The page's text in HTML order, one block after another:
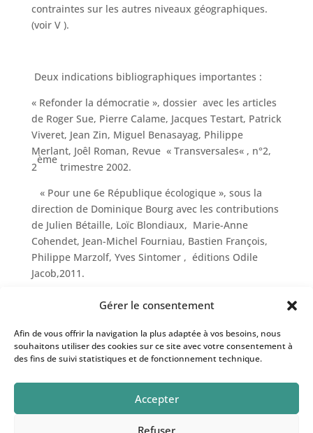
Gérer le consentement
Afin de vous offrir la navigation la plus adaptée à vos besoins, nous
souhaitons utiliser des cookies sur ce site avec votre consentement à
des fins de suivi statistiques et de fonctionnement technique.
Accepter
Refuser
contraintes sur les autres niveaux géographiques.
(voir V ).
Deux indications bibliographiques importantes :
« Refonder la démocratie », dossier avec les articles
de Roger Sue, Pierre Calame, Jacques Testart, Patrick
Viveret, Jean Zin, Miguel Benasayag, Philippe
Merlant, Joêl Roman, Revue « Transversales« , n°2,
2
ème
trimestre 2002.
« Pour une 6e République écologique », sous la
direction de Dominique Bourg avec les contributions
de Julien Bétaille, Loïc Blondiaux, Marie-Anne
Cohendet, Jean-Michel Fourniau, Bastien François,
Philippe Marzolf, Yves Sintomer , éditions Odile
Jacob,2011.